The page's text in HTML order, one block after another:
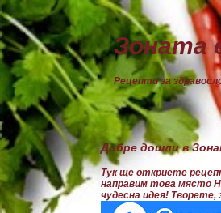
Зоната
Рецепти за
Добре дошли в
Тук ще откриете
направим това място
чудесна идея!